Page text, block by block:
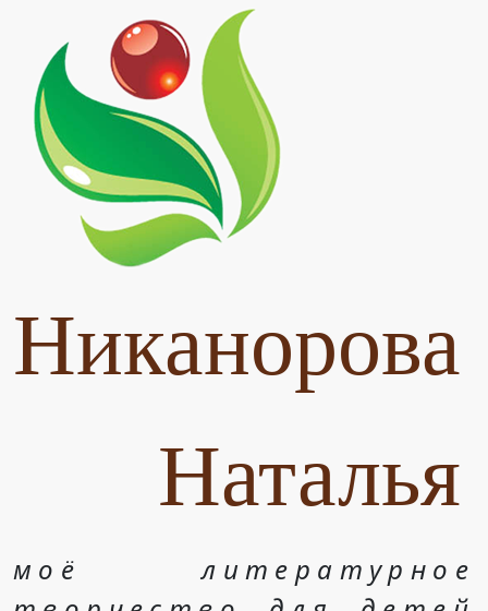
Никанорова
Наталья
моё литературное